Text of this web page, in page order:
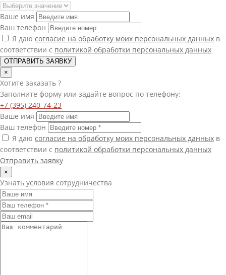
Ваше имя
Ваш телефон
Я даю согласие на обработку моих персональных данных в
соответствии с политикой обработки персональных данных
ОТПРАВИТЬ ЗАЯВКУ
×
Хотите заказать ?
Заполните форму или задайте вопрос по телефону:
+7 (395) 240-74-23
Ваше имя
Ваш телефон
Я даю согласие на обработку моих персональных данных в
соответствии с политикой обработки персональных данных
Отправить заявку
×
Узнать условия сотрудничества